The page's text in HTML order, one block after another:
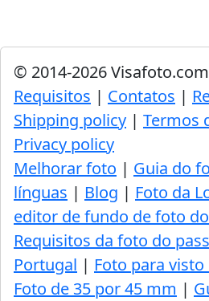
© 2014-2026
Requisitos | Contatos |
Shipping policy | Termos
Privacy policy
Melhorar foto | Guia do
línguas | Blog | Foto da
editor de fundo de foto
Requisitos da foto do
Portugal | Foto para
Foto de 35 por 45 mm |